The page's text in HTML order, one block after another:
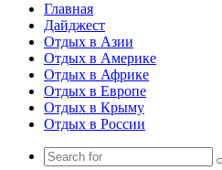
Главная
Дайджест
Отдых в Азии
Отдых в Америке
Отдых в Африке
Отдых в Европе
Отдых в Крыму
Отдых в России